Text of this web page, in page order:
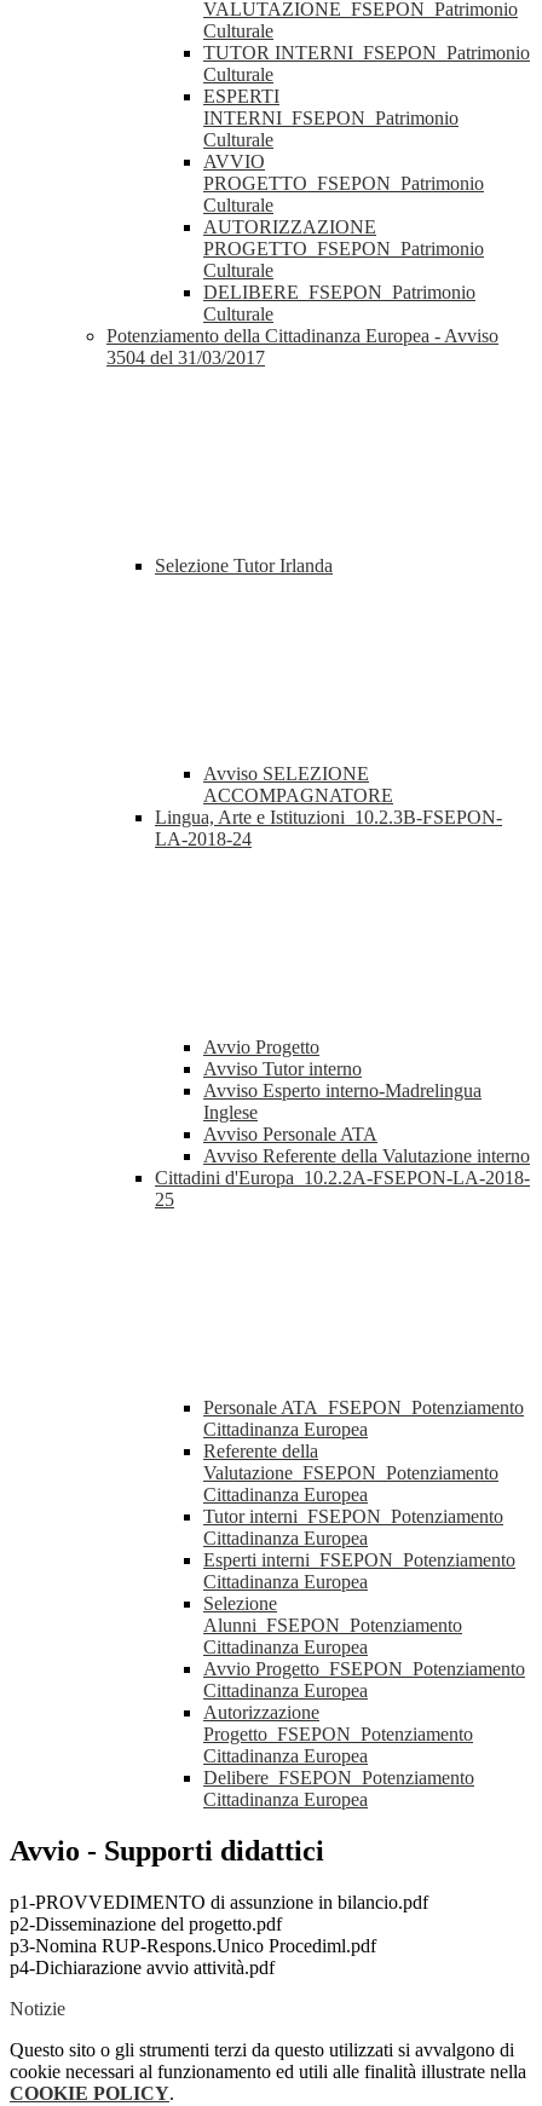
VALUTAZIONE_FSEPON_Patrimonio
Culturale
TUTOR INTERNI_FSEPON_Patrimonio
Culturale
ESPERTI
INTERNI_FSEPON_Patrimonio
Culturale
AVVIO
PROGETTO_FSEPON_Patrimonio
Culturale
AUTORIZZAZIONE
PROGETTO_FSEPON_Patrimonio
Culturale
DELIBERE_FSEPON_Patrimonio
Culturale
Potenziamento della Cittadinanza Europea - Avviso
3504 del 31/03/2017
Selezione Tutor Irlanda
Avviso SELEZIONE
ACCOMPAGNATORE
Lingua, Arte e Istituzioni_10.2.3B-FSEPON-
LA-2018-24
Avvio Progetto
Avviso Tutor interno
Avviso Esperto interno-Madrelingua
Inglese
Avviso Personale ATA
Avviso Referente della Valutazione interno
Cittadini d'Europa_10.2.2A-FSEPON-LA-2018-
25
Personale ATA_FSEPON_Potenziamento
Cittadinanza Europea
Referente della
Valutazione_FSEPON_Potenziamento
Cittadinanza Europea
Tutor interni_FSEPON_Potenziamento
Cittadinanza Europea
Esperti interni_FSEPON_Potenziamento
Cittadinanza Europea
Selezione
Alunni_FSEPON_Potenziamento
Cittadinanza Europea
Avvio Progetto_FSEPON_Potenziamento
Cittadinanza Europea
Autorizzazione
Progetto_FSEPON_Potenziamento
Cittadinanza Europea
Delibere_FSEPON_Potenziamento
Cittadinanza Europea
Avvio - Supporti didattici
p1-PROVVEDIMENTO di assunzione in bilancio.pdf
p2-Disseminazione del progetto.pdf
p3-Nomina RUP-Respons.Unico Procediml.pdf
p4-Dichiarazione avvio attività.pdf
Notizie
Questo sito o gli strumenti terzi da questo utilizzati si avvalgono di
cookie necessari al funzionamento ed utili alle finalità illustrate nella
COOKIE POLICY.